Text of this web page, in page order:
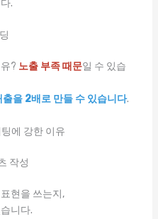
.
? 노출 부족 때문일 수 있습
출을 2배로 만들 수 있습니다.
에 강한 이유
작성
현을 쓰는지,
니다.